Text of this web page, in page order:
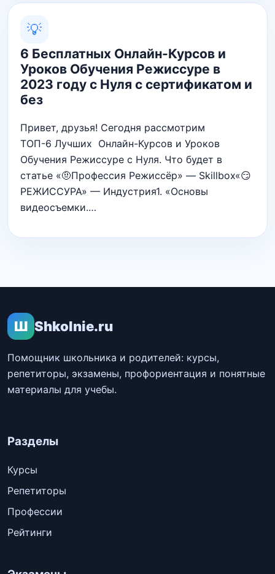
💡
6 Бесплатных Онлайн-Курсов и
Уроков Обучения Режиссуре в
2023 году с Нуля с сертификатом и
без
Привет, друзья! Сегодня рассмотрим
ТОП-6 Лучших Онлайн-Курсов и Уроков
Обучения Режиссуре с Нуля. Что будет в
статье «🤨Профессия Режиссёр» — Skillbox«😏
РЕЖИССУРА» — Индустрия1. «Основы
видеосъемки.…
Ш Shkolnie.ru
Помощник школьника и родителей: курсы,
репетиторы, экзамены, профориентация и понятные
материалы для учебы.
Разделы
Курсы
Репетиторы
Профессии
Рейтинги